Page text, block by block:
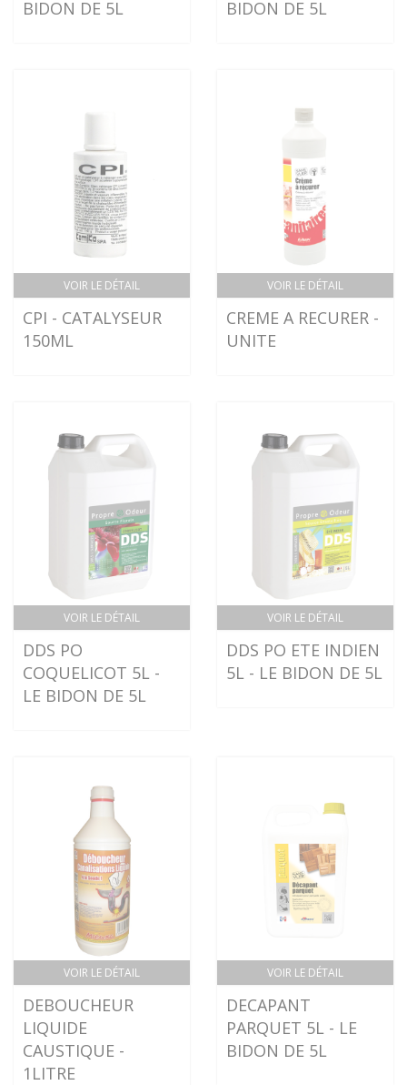
BIDON DE 5L BIDON DE 5L
VOIR LE DÉTAIL
CPI - CATALYSEUR
150ML
VOIR LE DÉTAIL
CREME A RECURER -
UNITE
VOIR LE DÉTAIL
DDS PO
COQUELICOT 5L -
LE BIDON DE 5L
VOIR LE DÉTAIL
DDS PO ETE INDIEN
5L - LE BIDON DE 5L
VOIR LE DÉTAIL
DEBOUCHEUR
LIQUIDE
CAUSTIQUE -
1LITRE
VOIR LE DÉTAIL
DECAPANT
PARQUET 5L - LE
BIDON DE 5L